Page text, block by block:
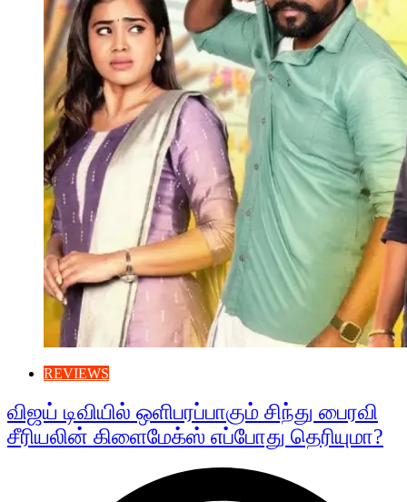
REVIEWS
விஜய் டிவியில் ஒளிபரப்பாகும் சிந்து பைரவி
சீரியலின் கிளைமேக்ஸ் எப்போது தெரியுமா?